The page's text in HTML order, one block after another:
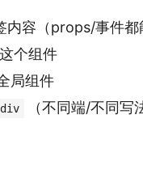
内容（props/事件都
个组件
局组件
div
（不同端/不同写